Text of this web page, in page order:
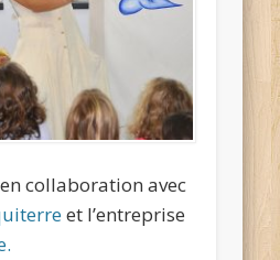
collaboration avec
et l’entreprise